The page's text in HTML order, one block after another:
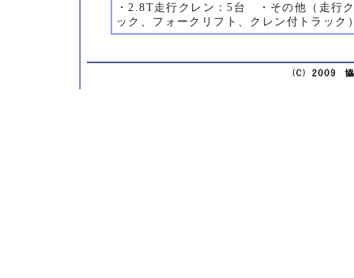
・2.8T走行クレン：5台 ・その他（走行
ック、フォークリフト、クレン付トラック